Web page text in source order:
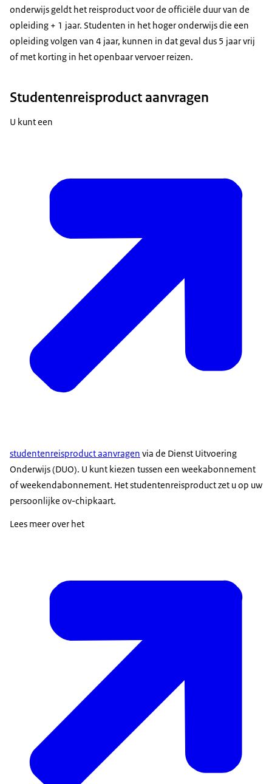
onderwijs geldt het reisproduct voor de officiële duur van de
opleiding + 1 jaar. Studenten in het hoger onderwijs die een
opleiding volgen van 4 jaar, kunnen in dat geval dus 5 jaar vrij
of met korting in het openbaar vervoer reizen.
Studentenreisproduct aanvragen
U kunt een
studentenreisproduct aanvragen via de Dienst Uitvoering
Onderwijs (DUO). U kunt kiezen tussen een weekabonnement
of weekendabonnement. Het studentenreisproduct zet u op uw
persoonlijke ov-chipkaart.
Lees meer over het